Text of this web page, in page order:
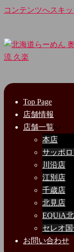
コンテンツへスキ
Top Page
店舗情報
店舗一覧
本店
サッポ
川沿店
江別店
千歳店
北見店
EQUiA
セレオ
お問い合わせ